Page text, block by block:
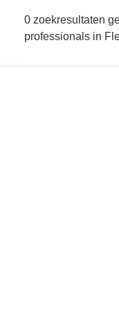
0 zoekresultaten
professionals in